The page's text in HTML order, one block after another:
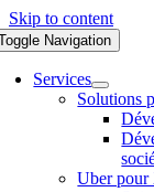
Skip to content
Navigation
Services
Solutions
Uber pour